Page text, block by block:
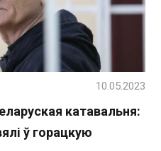
катавальня:
ў горацкую
10.05.2023